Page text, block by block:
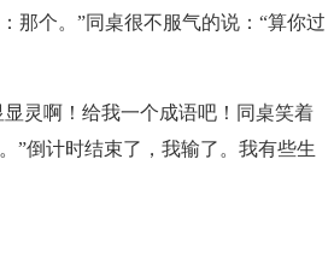
那个。”同桌很不服气的说：“算你过
灵啊！给我一个成语吧！同桌笑着
”倒计时结束了，我输了。我有些生